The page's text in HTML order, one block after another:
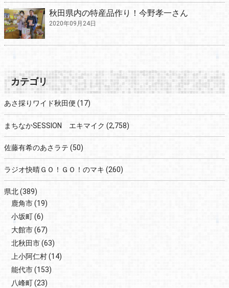
秋田県内の特産品作り！今野孝一さん
2020年09月24日
カテゴリ
あさ採りワイド秋田便 (17)
まちなかSESSION エキマイク (2,758)
佐藤有希のあさラテ (50)
ラジオ快晴ＧＯ！ＧＯ！のマキ (260)
県北(389)
鹿角市(19)
小坂町(6)
大館市(67)
北秋田市(63)
上小阿仁村(14)
能代市(153)
八峰町(23)